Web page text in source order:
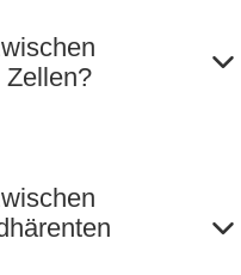
Zellen?